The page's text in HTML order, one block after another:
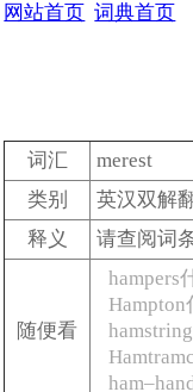
网站首页 词典首页
词汇
merest
类别
英汉双解
释义
请查阅词
随便看
hampers